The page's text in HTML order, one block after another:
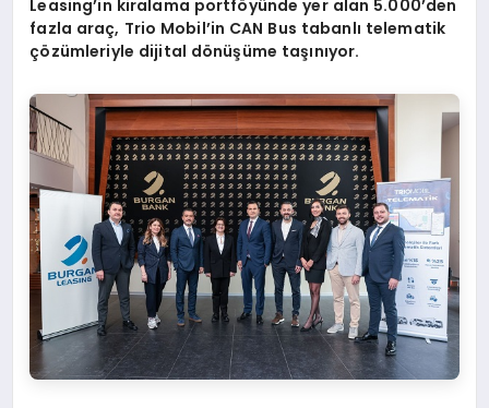
Leasing’in kiralama portföyünde yer alan 5.000’den
fazla araç, Trio Mobil’in CAN Bus tabanlı telematik
çözümleriyle dijital dönüşüme taşınıyor.